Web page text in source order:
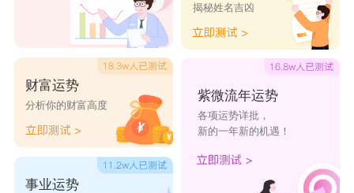
财富运势
分析你的财富高度
事业运势
揭秘姓名吉凶
紫微流年运势
各项运势详批，
新的一年新的机遇！